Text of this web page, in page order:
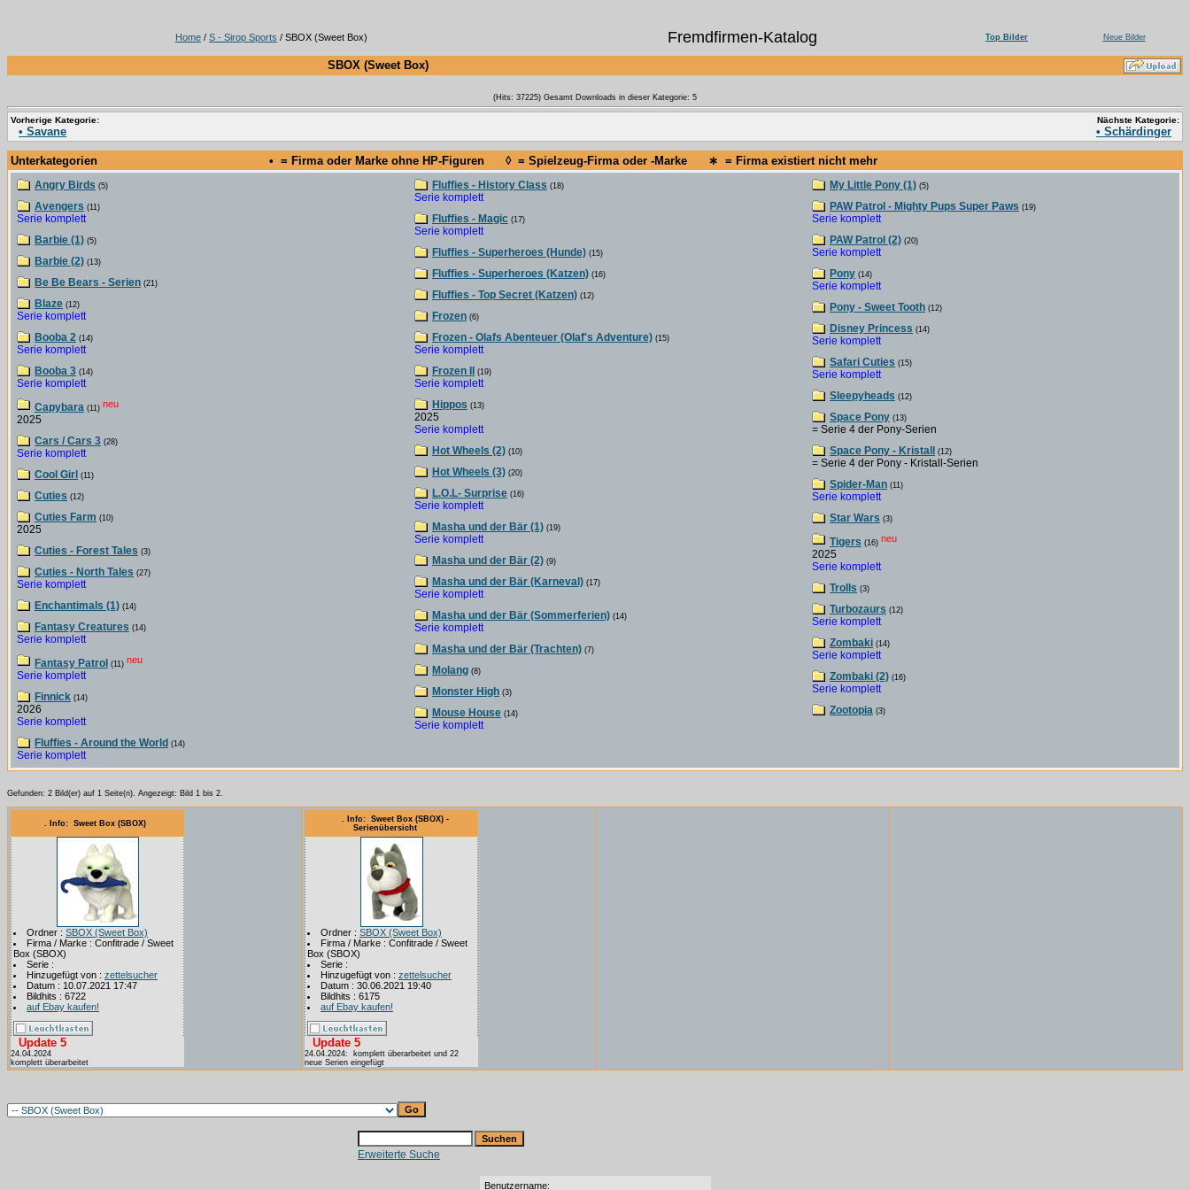
Home / S - Sirop Sports / SBOX (Sweet Box) Fremdfirmen-Katalog Top Bilder Neue Bilder
SBOX (Sweet Box)
(Hits: 37225) Gesamt Downloads in dieser Kategorie: 5
Vorherige Kategorie:
• Savane
Nächste Kategorie:
• Schärdinger
Unterkategorien • = Firma oder Marke ohne HP-Figuren ◊ = Spielzeug-Firma oder -Marke ∗ = Firma existiert nicht mehr
Angry Birds (5)
Avengers (11)
Serie komplett
Barbie (1) (5)
Barbie (2) (13)
Be Be Bears - Serien (21)
Blaze (12)
Serie komplett
Booba 2 (14)
Serie komplett
Booba 3 (14)
Serie komplett
Capybara (11) neu
2025
Cars / Cars 3 (28)
Serie komplett
Cool Girl (11)
Cuties (12)
Cuties Farm (10)
2025
Cuties - Forest Tales (3)
Cuties - North Tales (27)
Serie komplett
Enchantimals (1) (14)
Fantasy Creatures (14)
Serie komplett
Fantasy Patrol (11) neu
Serie komplett
Finnick (14)
2026
Serie komplett
Fluffies - Around the World (14)
Serie komplett
Fluffies - History Class (18)
Serie komplett
Fluffies - Magic (17)
Serie komplett
Fluffies - Superheroes (Hunde) (15)
Fluffies - Superheroes (Katzen) (16)
Fluffies - Top Secret (Katzen) (12)
Frozen (6)
Frozen - Olafs Abenteuer (Olaf's Adventure) (15)
Serie komplett
Frozen II
(19)
Serie komplett
Hippos (13)
2025
Serie komplett
Hot Wheels (2) (10)
Hot Wheels (3) (20)
L.O.L- Surprise (16)
Serie komplett
Masha und der Bär (1) (19)
Serie komplett
Masha und der Bär (2) (9)
Masha und der Bär (Karneval) (17)
Serie komplett
Masha und der Bär (Sommerferien) (14)
Serie komplett
Masha und der Bär (Trachten) (7)
Molang (8)
Monster High (3)
Mouse House (14)
Serie komplett
My Little Pony (1) (5)
PAW Patrol - Mighty Pups Super Paws (19)
Serie komplett
PAW Patrol (2) (20)
Serie komplett
Pony (14)
Serie komplett
Pony - Sweet Tooth (12)
Disney Princess (14)
Serie komplett
Safari Cuties (15)
Serie komplett
Sleepyheads (12)
Space Pony (13)
= Serie 4 der Pony-Serien
Space Pony - Kristall
(12)
= Serie 4 der Pony - Kristall-Serien
Spider-Man (11)
Serie komplett
Star Wars (3)
Tigers (16) neu
2025
Serie komplett
Trolls (3)
Turbozaurs (12)
Serie komplett
Zombaki (14)
Serie komplett
Zombaki (2) (16)
Serie komplett
Zootopia (3)
Gefunden: 2 Bild(er) auf 1 Seite(n). Angezeigt: Bild 1 bis 2.
. Info: Sweet Box (SBOX)
Ordner : SBOX (Sweet Box)
Firma / Marke : Confitrade / Sweet
Box (SBOX)
Serie :
Hinzugefügt von : zettelsucher
Datum : 10.07.2021 17:47
Bildhits : 6722
auf Ebay kaufen!
Update 5
24.04.2024
komplett überarbeitet
. Info: Sweet Box (SBOX) -
Serienübersicht
Ordner : SBOX (Sweet Box)
Firma / Marke : Confitrade / Sweet
Box (SBOX)
Serie :
Hinzugefügt von : zettelsucher
Datum : 30.06.2021 19:40
Bildhits : 6175
auf Ebay kaufen!
Update 5
24.04.2024: komplett überarbeitet und 22
neue Serien eingefügt
Erweiterte Suche
Benutzername: